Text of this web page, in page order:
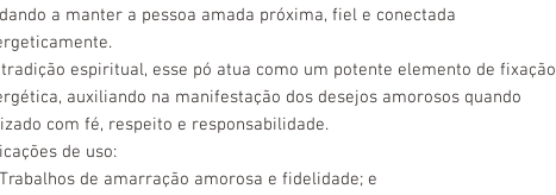
a manter a pessoa amada próxima, fiel e conectada
espiritual, esse pó atua como um potente elemento de fixação
auxiliando na manifestação dos desejos amorosos quando
com fé, respeito e responsabilidade.
de uso:
Trabalhos de amarração amorosa e fidelidade; e